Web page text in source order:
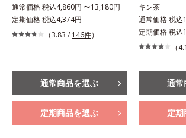
通常価格 税込4,860円 〜13,180円
定期価格 税込4,374円
（3.83 / 146件）
通常商品を選ぶ
定期商品を選ぶ
キン茶
通常価格 税込
定期価格 税込
（
通常
定